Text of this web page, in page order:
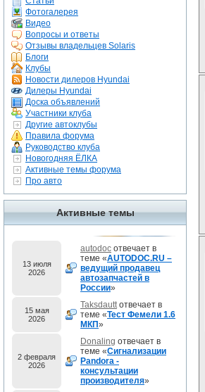
Фотогалерея
Видео
Вопросы и ответы
Отзывы владельцев Solaris
Блоги
Клубы
Новости дилеров Hyundai
Дилеры Hyundai
Доска объявлений
Участники клуба
Другие автоклубы
Правила форума
Руководство клуба
Новогодняя ЁЛКА
Активные темы форума
Про авто
Активные темы
13 июля
2026
autodoc отвечает в
теме «AUTODOC.RU –
ведущий продавец
автозапчастей в
России»
15 мая
2026
Taksdauttотвечает в
теме «Тест Фемели 1.6
МКП»
2 февраля
2026
Donaling отвечает в
теме «Сигнализации
Pandora -
консультации
производителя»